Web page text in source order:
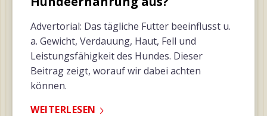
Advertorial: Das tägliche Futter beeinflusst u.
a. Gewicht, Verdauung, Haut, Fell und
Leistungsfähigkeit des Hundes. Dieser
Beitrag zeigt, worauf wir dabei achten
können.
WEITERLESEN